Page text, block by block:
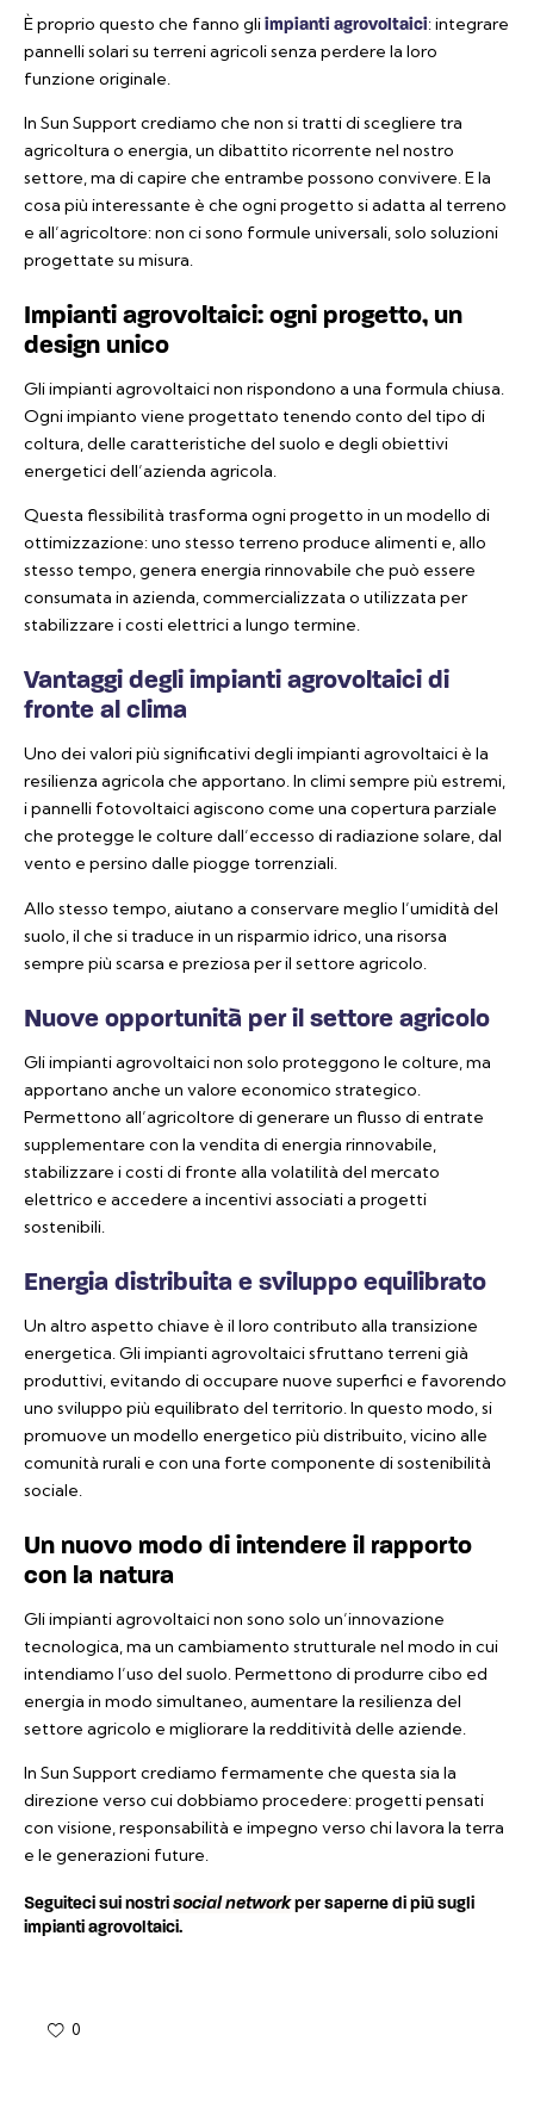
È proprio questo che fanno gliimpianti agrovoltaici: integrare
pannelli solari su terreni agricoli senza perdere la loro
funzione originale.
In Sun Support crediamo che non si tratti di scegliere tra
agricoltura o energia, un dibattito ricorrente nel nostro
settore, ma di capire che entrambe possono convivere. E la
cosa più interessante è che ogni progetto si adatta al terreno
e all’agricoltore: non ci sono formule universali, solo soluzioni
progettate su misura.
Impianti agrovoltaici: ogni progetto, un
design unico
Gli impianti agrovoltaici non rispondono a una formula chiusa.
Ogni impianto viene progettato tenendo conto del tipo di
coltura, delle caratteristiche del suolo e degli obiettivi
energetici dell’azienda agricola.
Questa flessibilità trasforma ogni progetto in un modello di
ottimizzazione: uno stesso terreno produce alimenti e, allo
stesso tempo, genera energia rinnovabile che può essere
consumata in azienda, commercializzata o utilizzata per
stabilizzare i costi elettrici a lungo termine.
Vantaggi degli impianti agrovoltaici di
fronte al clima
Uno dei valori più significativi degli impianti agrovoltaici è la
resilienza agricola che apportano. In climi sempre più estremi,
i pannelli fotovoltaici agiscono come una copertura parziale
che protegge le colture dall’eccesso di radiazione solare, dal
vento e persino dalle piogge torrenziali.
Allo stesso tempo, aiutano a conservare meglio l’umidità del
suolo, il che si traduce in un risparmio idrico, una risorsa
sempre più scarsa e preziosa per il settore agricolo.
Nuove opportunità per il settore agricolo
Gli impianti agrovoltaici non solo proteggono le colture, ma
apportano anche un valore economico strategico.
Permettono all’agricoltore di generare un flusso di entrate
supplementare con la vendita di energia rinnovabile,
stabilizzare i costi di fronte alla volatilità del mercato
elettrico e accedere a incentivi associati a progetti
sostenibili.
Energia distribuita e sviluppo equilibrato
Un altro aspetto chiave è il loro contributo alla transizione
energetica. Gli impianti agrovoltaici sfruttano terreni già
produttivi, evitando di occupare nuove superfici e favorendo
uno sviluppo più equilibrato del territorio. In questo modo, si
promuove un modello energetico più distribuito, vicino alle
comunità rurali e con una forte componente di sostenibilità
sociale.
Un nuovo modo di intendere il rapporto
con la natura
Gli impianti agrovoltaici non sono solo un’innovazione
tecnologica, ma un cambiamento strutturale nel modo in cui
intendiamo l’uso del suolo. Permettono di produrre cibo ed
energia in modo simultaneo, aumentare la resilienza del
settore agricolo e migliorare la redditività delle aziende.
In Sun Support crediamo fermamente che questa sia la
direzione verso cui dobbiamo procedere: progetti pensati
con visione, responsabilità e impegno verso chi lavora la terra
e le generazioni future.
Seguiteci sui nostrisocial networkper saperne di più sugli
impianti agrovoltaici.
0